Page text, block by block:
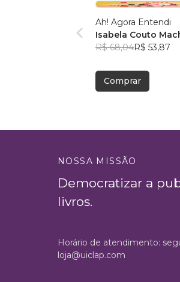
Ah! Agora Entendi
Isabela Couto
R$ 68,04R$ 53,87
Comprar
NOSSA MISSÃO
Democratizar a
livros.
Horário de atendimento:
loja@uiclap.com